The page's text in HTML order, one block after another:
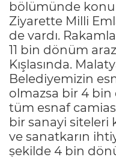
bölümünde
Ziyarette Milli
de vardı.
11 bin dönüm
Kışlasında.
Belediyemizin
olmazsa bir 4 bin
tüm esnaf
bir sanayi siteleri
ve sanatkarın
şekilde 4 bin